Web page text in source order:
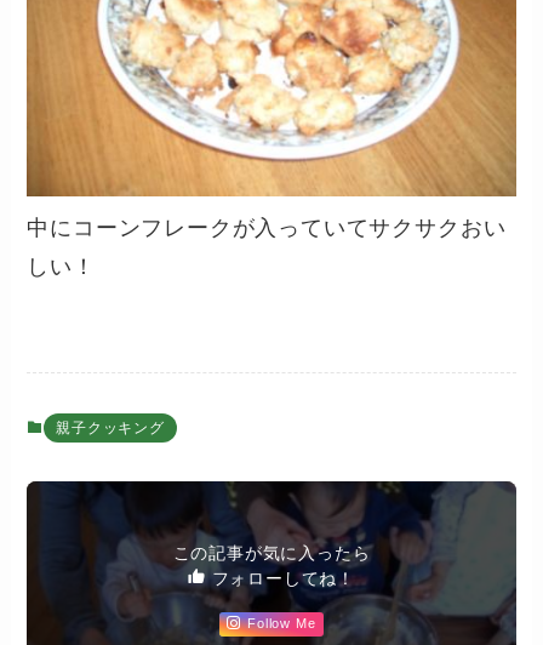
中にコーンフレークが入っていてサクサクおい
しい！
親子クッキング
この記事が気に入ったら
フォローしてね！
Follow Me